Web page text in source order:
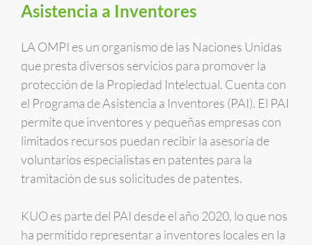
Asistencia a Inventores
LA OMPI es un organismo de las Naciones Unidas
que presta diversos servicios para promover la
protección de la Propiedad Intelectual. Cuenta con
el Programa de Asistencia a Inventores (PAI). El PAI
permite que inventores y pequeñas empresas con
limitados recursos puedan recibir la asesoría de
voluntarios especialistas en patentes para la
tramitación de sus solicitudes de patentes.
KUO es parte del PAI desde el año 2020, lo que nos
ha permitido representar a inventores locales en la